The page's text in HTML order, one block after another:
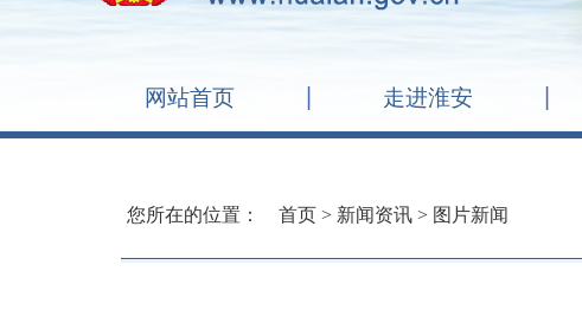
网站首页 走进淮安
您所在的位置： 首页 > 新闻资讯 > 图片新闻